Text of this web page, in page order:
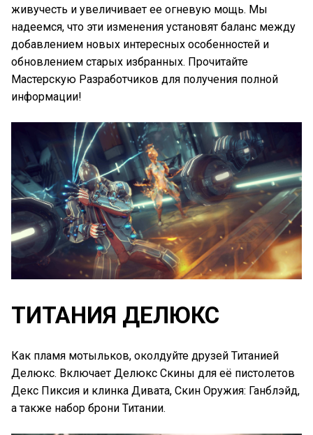
живучесть и увеличивает ее огневую мощь. Мы
надеемся, что эти изменения установят баланс между
добавлением новых интересных особенностей и
обновлением старых избранных. Прочитайте
Мастерскую Разработчиков для получения полной
информации!
ТИТАНИЯ ДЕЛЮКС
Как пламя мотыльков, околдуйте друзей Титанией
Делюкс. Включает Делюкс Скины для её пистолетов
Декс Пиксия и клинка Дивата, Скин Оружия: Ганблэйд,
а также набор брони Титании.